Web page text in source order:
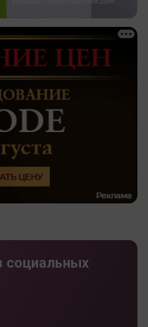
социальных